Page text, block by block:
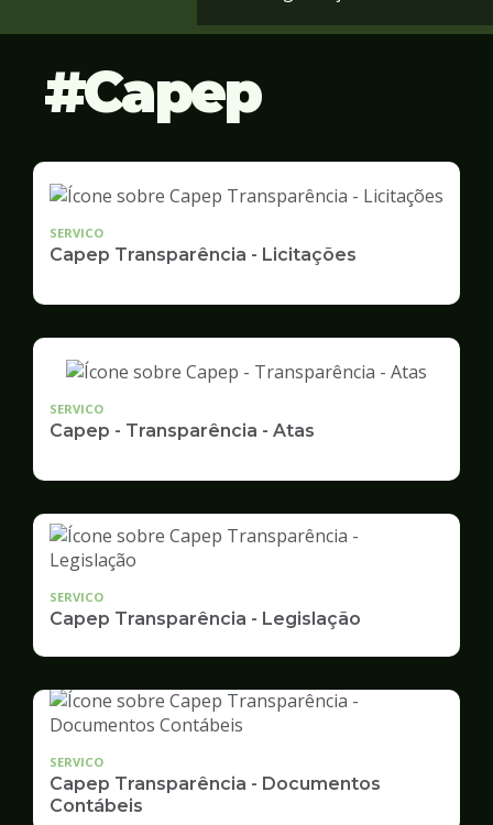
Capep
SERVICO
Capep Transparência - Licitações
SERVICO
Capep - Transparência - Atas
SERVICO
Capep Transparência - Legislação
SERVICO
Capep Transparência - Documentos
Contábeis